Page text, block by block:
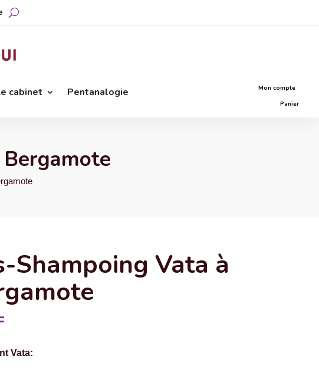
cabinet Pentanalogie
Mon compte
Panier
Shampoing Vata à
Vata: